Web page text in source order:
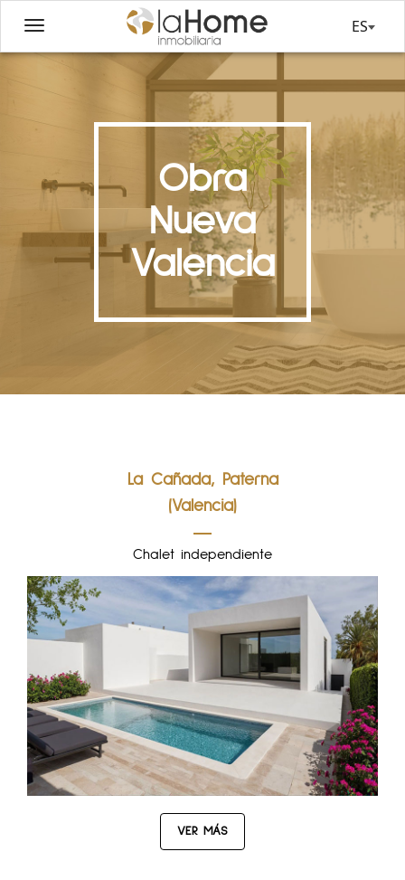
ES
Obra
Nueva
Valencia
La Cañada, Paterna
(Valencia)
Chalet independiente
VER MÁS